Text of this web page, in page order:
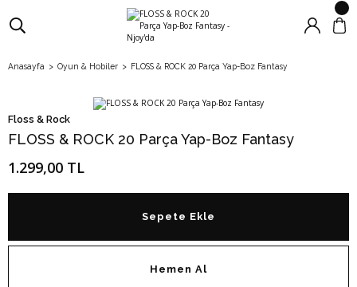
Anasayfa Oyun & Hobiler FLOSS & ROCK 20 Parça Yap-Boz Fantasy
Floss & Rock
FLOSS & ROCK 20 Parça Yap-Boz Fantasy
1.299,00 TL
Sepete Ekle
Hemen Al